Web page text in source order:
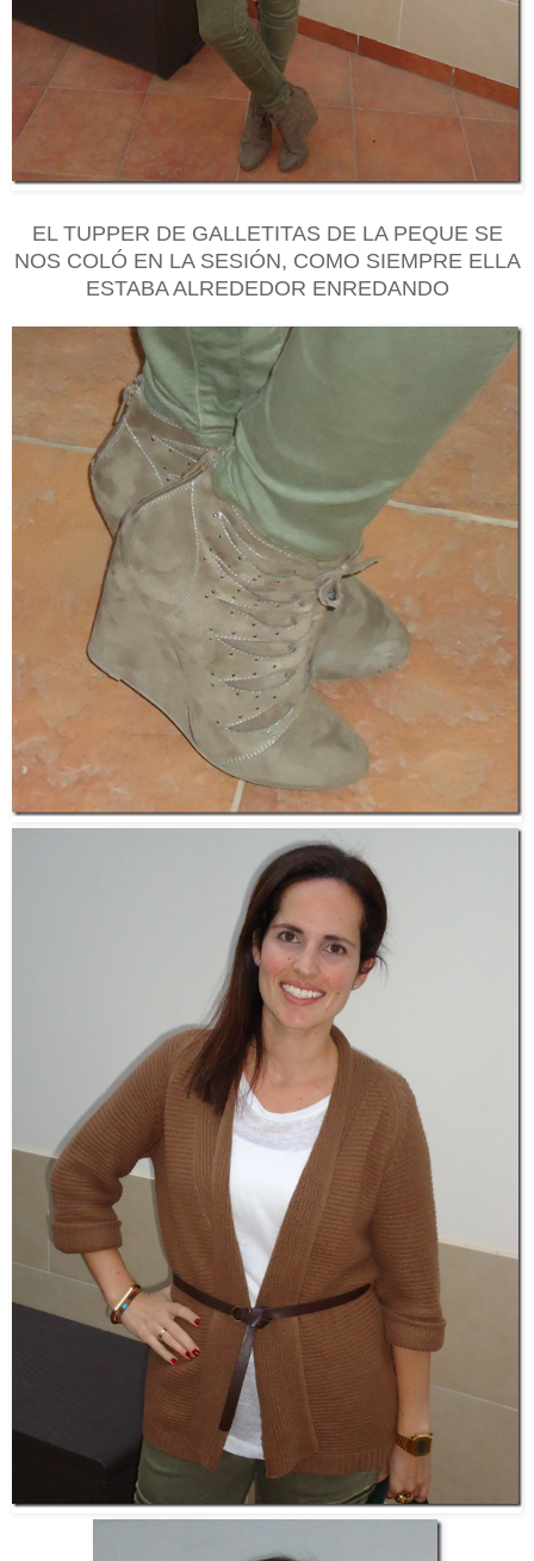
EL TUPPER DE GALLETITAS DE LA PEQUE SE
NOS COLÓ EN LA SESIÓN, COMO SIEMPRE ELLA
ESTABA ALREDEDOR ENREDANDO